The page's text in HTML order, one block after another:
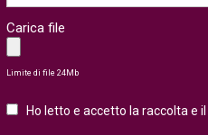
Carica file
Limite di file 24Mb
Ho letto e accetto la raccolta e